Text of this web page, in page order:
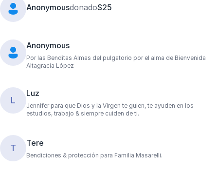
Anonymousdonado$25
Anonymous
Por las Benditas Almas del pulgatorio por el alma de Bienvenida
Altagracia López
L
Luz
Jennifer para que Dios y la Virgen te guien, te ayuden en los
estudios, trabajo & siempre cuiden de ti.
T Tere
Bendiciones & protección para Familia Masarelli.